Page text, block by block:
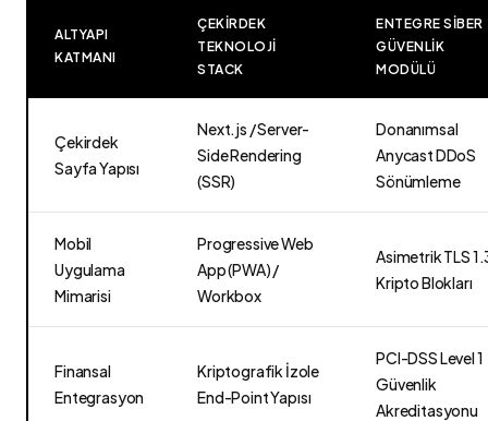
ALTYAPI
KATMANI
ÇEKIRDEK
TEKNOLOJI
STACK
ENTEGRE SIBER
GÜVENLIK
MODÜLÜ
Çekirdek
Sayfa Yapısı
Next.js / Server-
Side Rendering
(SSR)
Donanımsal
Anycast DDoS
Sönümleme
Mobil
Uygulama
Mimarisi
Progressive Web
App (PWA) /
Workbox
Asimetrik TLS
Kripto Blokları
Finansal
Entegrasyon
Kriptografik İzole
End-Point Yapısı
PCI-DSS Level 1
Güvenlik
Akreditasyonu